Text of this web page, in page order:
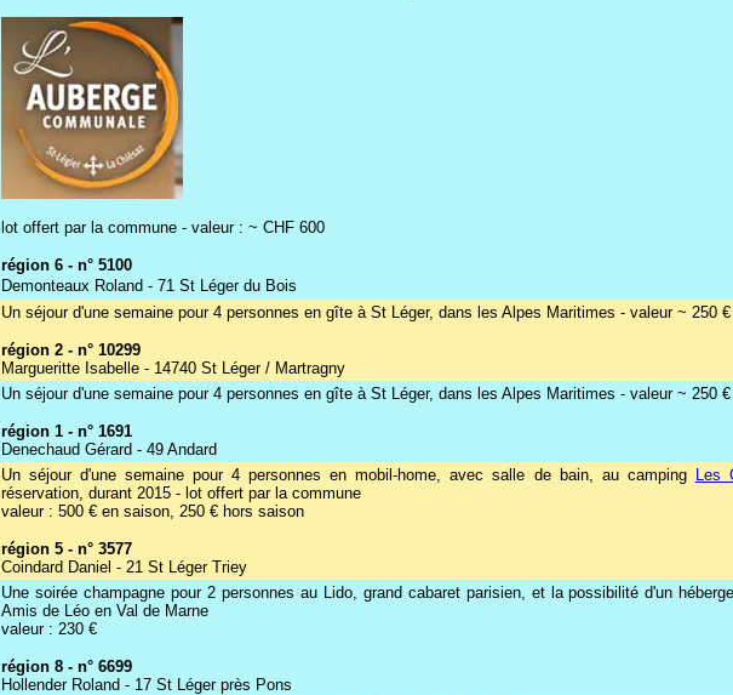
lot offert par la commune - valeur : ~ CHF 600
région 6 - n° 5100
Demonteaux Roland - 71 St Léger du Bois
Un séjour d'une semaine pour 4 personnes en gîte à St Léger, dans les Alpes Maritimes - valeur ~ 250
région 2 - n° 10299
Margueritte Isabelle - 14740 St Léger / Martragny
Un séjour d'une semaine pour 4 personnes en gîte à St Léger, dans les Alpes Maritimes - valeur ~ 250
région 1 - n° 1691
Denechaud Gérard - 49 Andard
Un séjour d'une semaine pour 4 personnes en mobil-home, avec salle de bain, au camping Les
réservation, durant 2015 - lot offert par la commune
valeur : 500 € en saison, 250 € hors saison
région 5 - n° 3577
Coindard Daniel - 21 St Léger Triey
Une soirée champagne pour 2 personnes au Lido, grand cabaret parisien, et la possibilité d'un
Amis de Léo en Val de Marne
valeur : 230 €
région 8 - n° 6699
Hollender Roland - 17 St Léger près Pons